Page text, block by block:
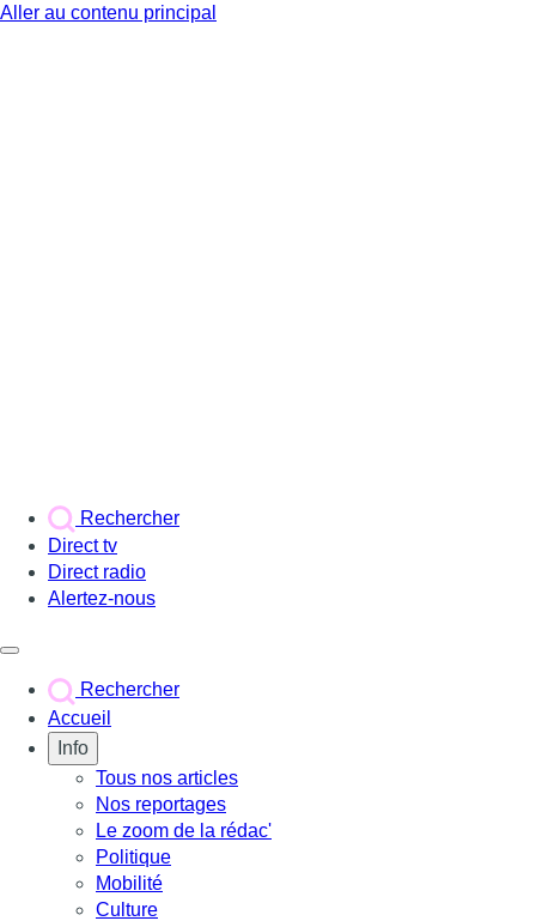
Aller au contenu principal
Rechercher
Direct tv
Direct radio
Alertez-nous
Rechercher
Accueil
Info
Tous nos articles
Nos reportages
Le zoom de la rédac'
Politique
Mobilité
Culture